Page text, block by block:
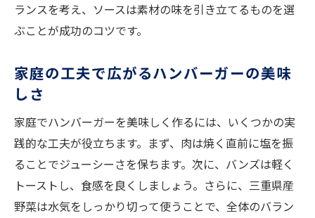
ランスを考え、ソースは素材の味を引き立てるものを選
ぶことが成功のコツです。
家庭の工夫で広がるハンバーガーの美味
しさ
家庭でハンバーガーを美味しく作るには、いくつかの実
践的な工夫が役立ちます。まず、肉は焼く直前に塩を振
ることでジューシーさを保ちます。次に、バンズは軽く
トーストし、食感を良くしましょう。さらに、三重県産
野菜は水気をしっかり切って使うことで、全体のバラン